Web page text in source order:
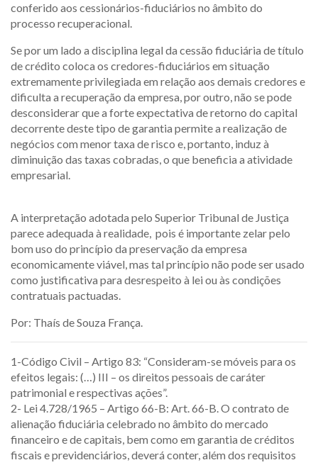
conferido aos cessionários-fiduciários no âmbito do
processo recuperacional.
Se por um lado a disciplina legal da cessão fiduciária de título
de crédito coloca os credores-fiduciários em situação
extremamente privilegiada em relação aos demais credores e
dificulta a recuperação da empresa, por outro, não se pode
desconsiderar que a forte expectativa de retorno do capital
decorrente deste tipo de garantia permite a realização de
negócios com menor taxa de risco e, portanto, induz à
diminuição das taxas cobradas, o que beneficia a atividade
empresarial.
A interpretação adotada pelo Superior Tribunal de Justiça
parece adequada à realidade, pois é importante zelar pelo
bom uso do princípio da preservação da empresa
economicamente viável, mas tal princípio não pode ser usado
como justificativa para desrespeito à lei ou às condições
contratuais pactuadas.
Por: Thaís de Souza França.
1-Código Civil – Artigo 83: “Consideram-se móveis para os
efeitos legais: (…) III – os direitos pessoais de caráter
patrimonial e respectivas ações”.
2- Lei 4.728/1965 – Artigo 66-B: Art. 66-B. O contrato de
alienação fiduciária celebrado no âmbito do mercado
financeiro e de capitais, bem como em garantia de créditos
fiscais e previdenciários, deverá conter, além dos requisitos